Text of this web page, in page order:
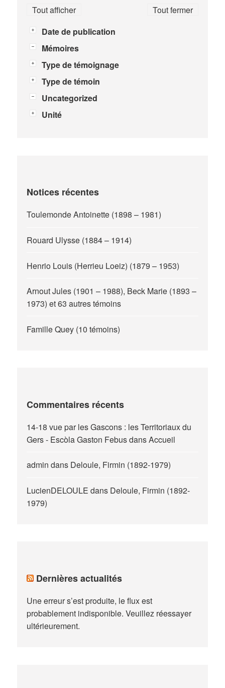
Tout fermer
Tout afficher
Date de publication
Mémoires
Type de témoignage
Type de témoin
Uncategorized
Unité
Notices récentes
Toulemonde Antoinette (1898 – 1981)
Rouard Ulysse (1884 – 1914)
Henrio Louis (Herrieu Loeiz) (1879 – 1953)
Arnout Jules (1901 – 1988), Beck Marie (1893 –
1973) et 63 autres témoins
Famille Quey (10 témoins)
Commentaires récents
14-18 vue par les Gascons : les Territoriaux du
Gers - Escòla Gaston FebusdansAccueil
admin dans Deloule, Firmin (1892-1979)
LucienDELOULE dans Deloule, Firmin (1892-
1979)
Dernières actualités
Une erreur s’est produite, le flux est
probablement indisponible. Veuillez réessayer
ultérieurement.